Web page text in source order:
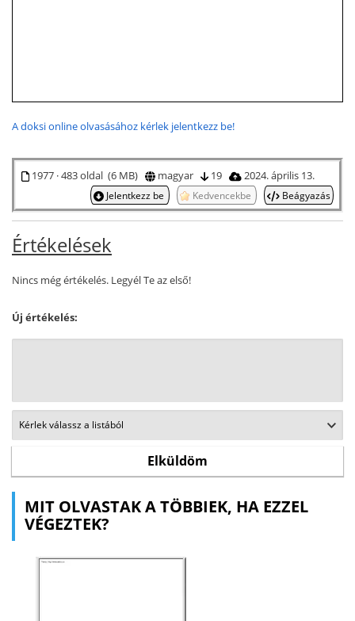
A doksi online olvasásához kérlek jelentkezz be!
1977 · 483 oldal (6 MB) magyar 19 2024. április 13.
Jelentkezz be Kedvencekbe Beágyazás
Értékelések
Nincs még értékelés. Legyél Te az első!
Új értékelés:
MIT OLVASTAK A TÖBBIEK, HA EZZEL
VÉGEZTEK?